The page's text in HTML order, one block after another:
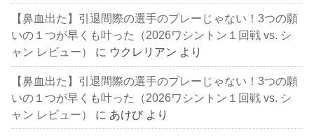
【鼻血出た】引退間際の選手のプレーじゃない！3つの願
いの１つが早くも叶った（2026ワシントン１回戦 vs. シ
ャン レビュー）
に ウクレリアン より
【鼻血出た】引退間際の選手のプレーじゃない！3つの願
いの１つが早くも叶った（2026ワシントン１回戦 vs. シ
ャン レビュー）
に あけび より